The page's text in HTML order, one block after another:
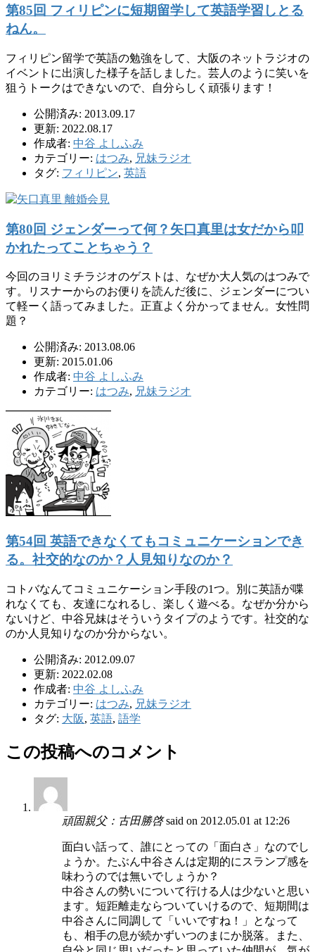
第85回 フィリピンに短期留学して英語学習しとる
ねん。
フィリピン留学で英語の勉強をして、大阪のネットラジオの
イベントに出演した様子を話しました。芸人のように笑いを
狙うトークはできないので、自分らしく頑張ります！
公開済み: 2013.09.17
更新: 2022.08.17
作成者: 中谷 よしふみ
カテゴリー: はつみ, 兄妹ラジオ
タグ: フィリピン, 英語
第80回 ジェンダーって何？矢口真里は女だから叩
かれたってことちゃう？
今回のヨリミチラジオのゲストは、なぜか大人気のはつみで
す。リスナーからのお便りを読んだ後に、ジェンダーについ
て軽ーく語ってみました。正直よく分かってません。女性問
題？
公開済み: 2013.08.06
更新: 2015.01.06
作成者: 中谷 よしふみ
カテゴリー: はつみ, 兄妹ラジオ
第54回 英語できなくてもコミュニケーションでき
る。社交的なのか？人見知りなのか？
コトバなんてコミュニケーション手段の1つ。別に英語が喋
れなくても、友達になれるし、楽しく遊べる。なぜか分から
ないけど、中谷兄妹はそういうタイプのようです。社交的な
のか人見知りなのか分からない。
公開済み: 2012.09.07
更新: 2022.02.08
作成者: 中谷 よしふみ
カテゴリー: はつみ, 兄妹ラジオ
タグ: 大阪, 英語, 語学
この投稿へのコメント
頑固親父：古田勝啓said on 2012.05.01 at 12:26
面白い話って、誰にとっての「面白さ」なのでし
ょうか。たぶん中谷さんは定期的にスランプ感を
味わうのでは無いでしょうか？
中谷さんの勢いについて行ける人は少ないと思い
ます。短距離走ならついていけるので、短期間は
中谷さんに同調して「いいですね！」となって
も、相手の息が続かずいつのまにか脱落。また、